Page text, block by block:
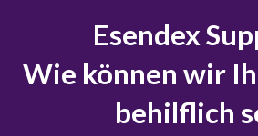
Esendex
Wie können wir
behilflich